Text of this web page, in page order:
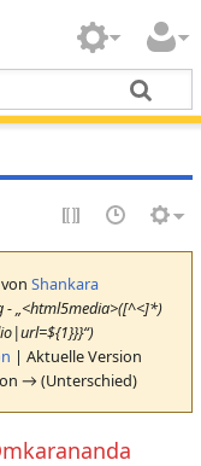
vonShankara
- „<html5media>([^<]*)
| Aktuelle Version
→ (Unterschied)